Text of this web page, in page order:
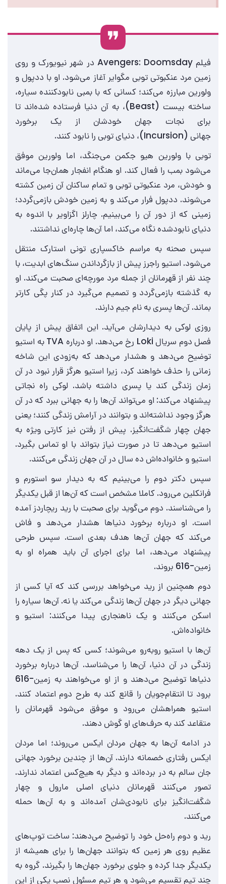
فیلم Avengers: Doomsday در شهر نیویورک و روی
زمین مرد عنکبوتی توبی مگوایر آغاز می‌شود. او با ددپول و
ولورین مبارزه می‌کند؛ کسانی که با بمبی نابودکننده سیاره،
ساخته بیست (Beast)، به آن دنیا فرستاده شده‌اند تا
برای نجات جهان خودشان از یک برخورد
جهانی (Incursion)
، دنیای توبی را نابود کنند.
توبی با ولورین هیو جکمن می‌جنگد، اما ولورین موفق
می‌شود بمب را فعال کند. او هنگام انفجار همان‌جا می‌ماند
و خودش، مرد عنکبوتی توبی و تمام ساکنان آن زمین کشته
می‌شوند. ددپول فرار می‌کند و به زمین خودش بازمی‌گردد؛
زمینی که از دور آن را می‌بینیم. چارلز اگزاویر با اندوه به
دنیای نابودشده نگاه می‌کند، اما آن‌ها چاره‌ای نداشتند.
سپس صحنه به مراسم خاکسپاری تونی استارک منتقل
می‌شود. استیو راجرز پیش از بازگرداندن سنگ‌های ابدیت، با
چند نفر از قهرمانان از جمله مرد مورچه‌ای صحبت می‌کند. او
به گذشته بازمی‌گردد و تصمیم می‌گیرد در کنار پگی کارتر
بماند. آن‌ها پسری به نام جیم دارند.
روزی لوکی به دیدارشان می‌آید. این اتفاق پیش از پایان
فصل دوم سریال Loki رخ می‌دهد. او درباره TVA به استیو
توضیح می‌دهد و هشدار می‌دهد که به‌زودی این شاخه
زمانی را حذف خواهند کرد، زیرا استیو هرگز قرار نبود در آن
زمان زندگی کند یا پسری داشته باشد. لوکی راه نجاتی
پیشنهاد می‌کند: او می‌تواند آن‌ها را به جهانی ببرد که در آن
هرگز وجود نداشته‌اند و بتوانند در آرامش زندگی کنند؛ یعنی
جهان چهار شگفت‌انگیز. پیش از رفتن نیز کارتی ویژه به
استیو می‌دهد تا در صورت نیاز بتواند با او تماس بگیرد.
استیو و خانواده‌اش ده سال در آن جهان زندگی می‌کنند.
سپس دکتر دوم را می‌بینیم که به دیدار سو استورم و
فرانکلین می‌رود. کاملا مشخص است که آن‌ها از قبل یکدیگر
را می‌شناسند. دوم می‌گوید برای صحبت با رید ریچاردز آمده
است. او درباره برخورد دنیاها هشدار می‌دهد و فاش
می‌کند که جهان آن‌ها هدف بعدی است. سپس طرحی
پیشنهاد می‌دهد، اما برای اجرای آن باید همراه او به
زمین-616 بروند.
دوم همچنین از رید می‌خواهد بررسی کند که آیا کسی از
جهانی دیگر در جهان آن‌ها زندگی می‌کند یا نه. آن‌ها سیاره را
اسکن می‌کنند و یک ناهنجاری پیدا می‌کنند: استیو و
خانواده‌اش.
آن‌ها با استیو روبه‌رو می‌شوند؛ کسی که پس از یک دهه
زندگی در آن دنیا، آن‌ها را می‌شناسد. آن‌ها درباره برخورد
دنیاها توضیح می‌دهند و از او می‌خواهند به زمین-616
برود تا انتقام‌جویان را قانع کند به طرح دوم اعتماد کنند.
استیو همراهشان می‌رود و موفق می‌شود قهرمانان را
متقاعد کند به حرف‌های او گوش دهند.
در ادامه آن‌ها به جهان مردان ایکس می‌روند؛ اما مردان
ایکس رفتاری خصمانه دارند. آن‌ها از چندین برخورد جهانی
جان سالم به در برده‌اند و دیگر به هیچ‌کس اعتماد ندارند.
تصور می‌کنند قهرمانان دنیای اصلی مارول و چهار
شگفت‌انگیز برای نابودی‌شان آمده‌اند و به آن‌ها حمله
می‌کنند.
رید و دوم راه‌حل خود را توضیح می‌دهند: ساخت توپ‌های
عظیم روی هر زمین که بتوانند جهان‌ها را برای همیشه از
یکدیگر جدا کرده و جلوی برخورد جهان‌ها را بگیرند. گروه به
چند تیم تقسیم می‌شود و هر تیم مسئول نصب یکی از این